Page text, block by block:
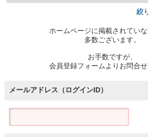
絞
ホームページに掲載されてい
多数ございます。
お手数ですが、
会員登録フォームよりお問合せ
メールアドレス（ログインID）